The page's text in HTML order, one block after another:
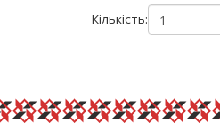
Кількість: